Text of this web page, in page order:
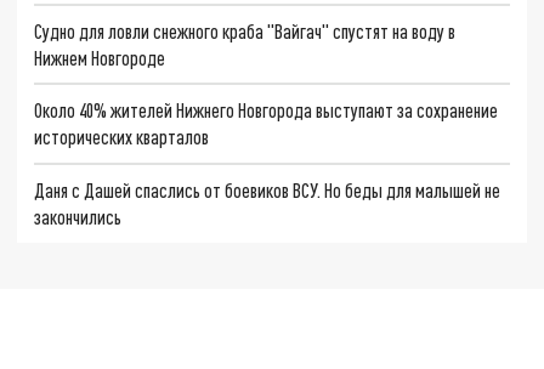
Судно для ловли снежного краба "Вайгач" спустят на воду в
Нижнем Новгороде
Около 40% жителей Нижнего Новгорода выступают за сохранение
исторических кварталов
Даня с Дашей спаслись от боевиков ВСУ. Но беды для малышей не
закончились